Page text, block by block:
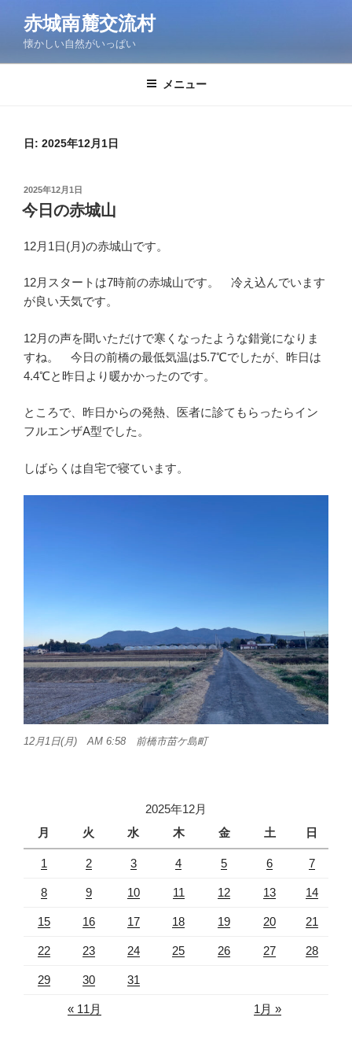
ン
赤城南麓交流村
懐かしい自然がいっぱい
メニュー
日: 2025年12月1日
投
稿
日:
2025年12月1日
今日の赤城山
12月1日(月)の赤城山です。
12月スタートは7時前の赤城山です。 冷え込んでいます
が良い天気です。
12月の声を聞いただけで寒くなったような錯覚になりま
すね。 今日の前橋の最低気温は5.7℃でしたが、昨日は
4.4℃と昨日より暖かかったのです。
ところで、昨日からの発熱、医者に診てもらったらイン
フルエンザA型でした。
しばらくは自宅で寝ています。
12月1日(月) AM 6:58 前橋市苗ケ島町
2025年12月
月
火 水 木 金 土 日
1 2 3 4 5 6 7
8 9 10 11 12 13 14
15 16 17 18 19 20 21
22 23 24 25 26 27 28
29 30 31
« 11月 1月 »